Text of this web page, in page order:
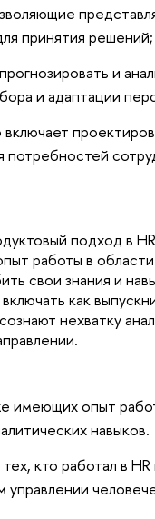
принятия решений;
и
и адаптации
подход в
работы в
свои знания и
как
нехватку
имеющих опыт
навыков.
кто работал в